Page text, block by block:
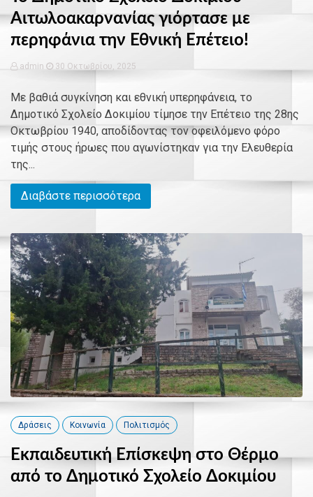
Αιτωλοακαρνανίας γιόρτασε με
περηφάνια την Εθνική Επέτειο!
admin 30 Οκτωβρίου, 2025
Με βαθιά συγκίνηση και εθνική υπερηφάνεια, το
Δημοτικό Σχολείο Δοκιμίου τίμησε την Επέτειο της 28ης
Οκτωβρίου 1940, αποδίδοντας τον οφειλόμενο φόρο
τιμής στους ήρωες που αγωνίστηκαν για την Ελευθερία
της...
Διαβάστε περισσότερα
Δράσεις Κοινωνία Πολιτισμός
Εκπαιδευτική Επίσκεψη στο Θέρμο
από το Δημοτικό Σχολείο Δοκιμίου